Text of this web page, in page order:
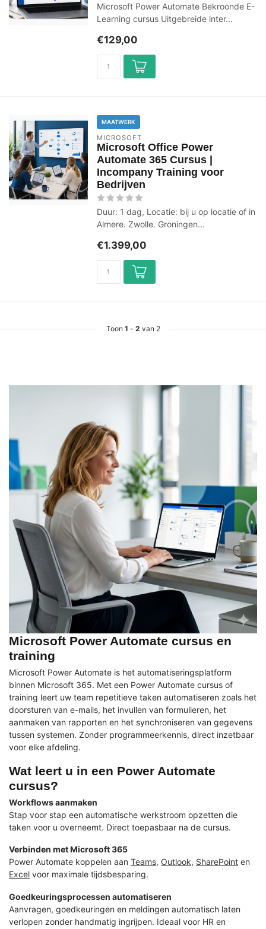
Microsoft Power Automate Bekroonde E-
Learning cursus Uitgebreide inter...
€129,00
MAATWERK
MICROSOFT
Microsoft Office Power
Automate 365 Cursus |
Incompany Training voor
Bedrijven
Duur: 1 dag, Locatie: bij u op locatie of in
Almere. Zwolle. Groningen...
€1.399,00
Toon 1 - 2 van 2
Microsoft Power Automate cursus en
training
Microsoft Power Automate is het automatiseringsplatform
binnen Microsoft 365. Met een Power Automate cursus of
training leert uw team repetitieve taken automatiseren zoals het
doorsturen van e-mails, het invullen van formulieren, het
aanmaken van rapporten en het synchroniseren van gegevens
tussen systemen. Zonder programmeerkennis, direct inzetbaar
voor elke afdeling.
Wat leert u in een Power Automate
cursus?
Workflows aanmaken
Stap voor stap een automatische werkstroom opzetten die
taken voor u overneemt. Direct toepasbaar na de cursus.
Verbinden met Microsoft 365
Power Automate koppelen aan Teams, Outlook, SharePoint en
Excel voor maximale tijdsbesparing.
Goedkeuringsprocessen automatiseren
Aanvragen, goedkeuringen en meldingen automatisch laten
verlopen zonder handmatig ingrijpen. Ideaal voor HR en